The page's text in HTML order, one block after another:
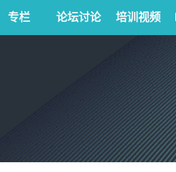
专栏 论坛讨论 培训视频